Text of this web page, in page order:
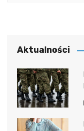
Aktualności